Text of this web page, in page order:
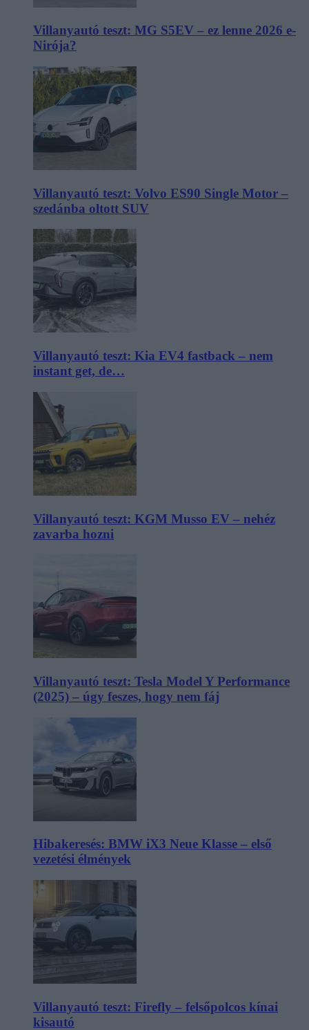
Villanyautó teszt: MG S5EV – ez lenne 2026 e-
Nirója?
Villanyautó teszt: Volvo ES90 Single Motor –
szedánba oltott SUV
Villanyautó teszt: Kia EV4 fastback – nem
instant get, de…
Villanyautó teszt: KGM Musso EV – nehéz
zavarba hozni
Villanyautó teszt: Tesla Model Y Performance
(2025) – úgy feszes, hogy nem fáj
Hibakeresés: BMW iX3 Neue Klasse – első
vezetési élmények
Villanyautó teszt: Firefly – felsőpolcos kínai
kisautó